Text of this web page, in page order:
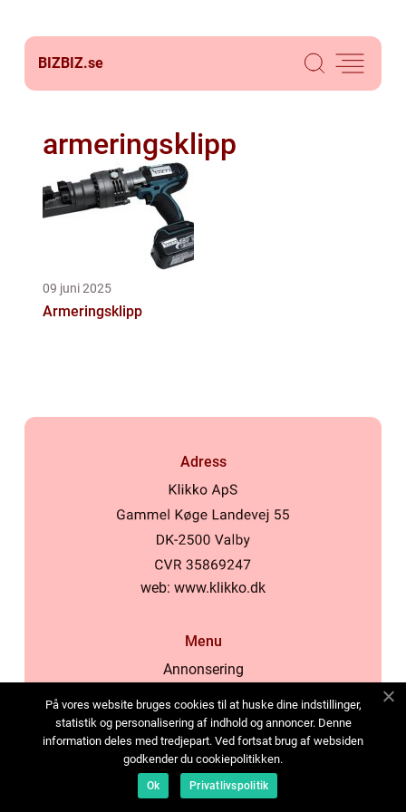
BIZBIZ.se
armeringsklipp
09 juni 2025
Armeringsklipp
Adress
web: www.klikko.dk
Menu
Annonsering
Cookies
Kontakta oss
Sitemap
På vores website bruges cookies til at huske dine indstillinger,
statistik og personalisering af indhold og annoncer. Denne
information deles med tredjepart. Ved fortsat brug af websiden
godkender du cookiepolitikken.
Ok Privatlivspolitik